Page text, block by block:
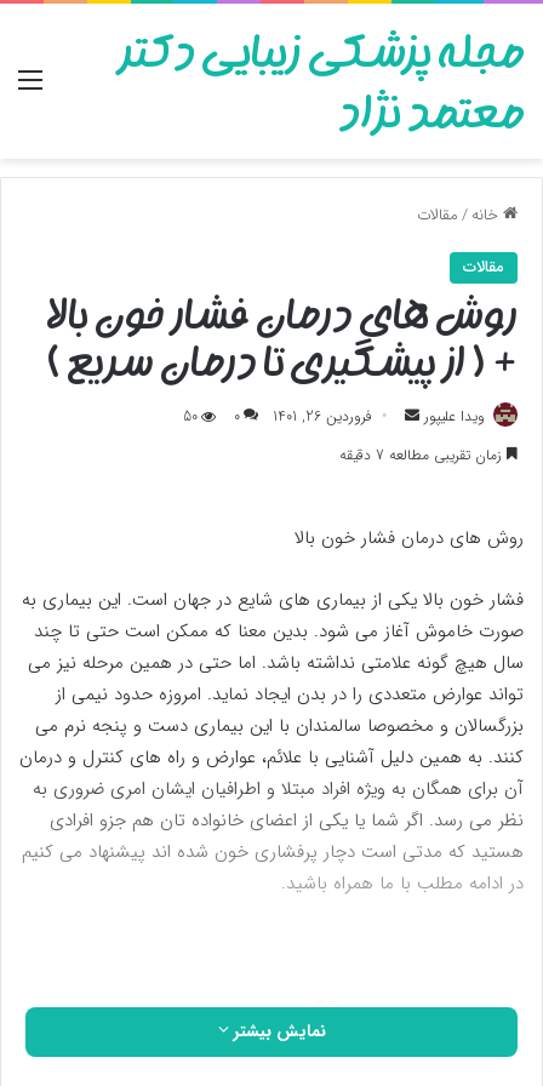
مجله پزشکی زیبایی دکتر
معتمد نژاد
خانه/مقالات
مقالات
روش های درمان فشار خون بالا
+ ( از پیشگیری تا درمان سریع )
ویدا علیپور
ارسال
به
فروردین 26, 1401 0
50
زمان تقریبی مطالعه 7 دقیقه
روش های درمان فشار خون بالا
فشار خون بالا یکی از بیماری های شایع در جهان است. این بیماری به
صورت خاموش آغاز می شود. بدین معنا که ممکن است حتی تا چند
سال هیچ گونه علامتی نداشته باشد. اما حتی در همین مرحله نیز می
تواند عوارض متعددی را در بدن ایجاد نماید. امروزه حدود نیمی از
بزرگسالان و مخصوصا سالمندان با این بیماری دست و پنجه نرم می
کنند. به همین دلیل آشنایی با علائم، عوارض و راه های کنترل و درمان
آن برای همگان به ویژه افراد مبتلا و اطرافیان ایشان امری ضروری به
نظر می رسد. اگر شما یا یکی از اعضای خانواده تان هم جزو افرادی
هستید که مدتی است دچار پرفشاری خون شده اند پیشنهاد می کنیم
در ادامه مطلب با ما همراه باشید.
نمایش بیشتر